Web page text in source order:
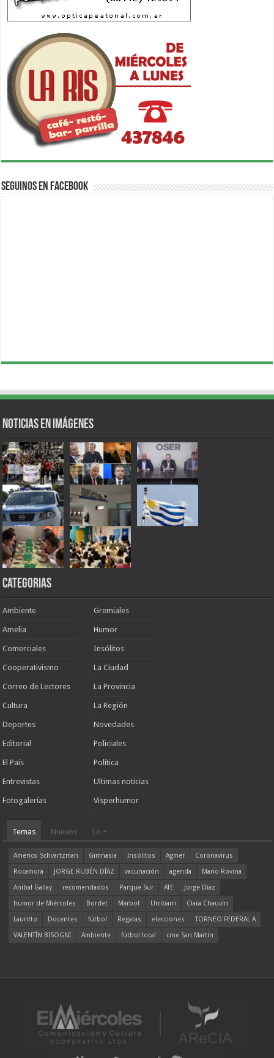
Seguinos en Facebook
Noticias en Imágenes
Categorias
Ambiente
Amelia
Comerciales
Cooperativismo
Correo de Lectores
Cultura
Deportes
Editorial
El País
Entrevistas
Fotogalerías
Gremiales
Humor
Insólitos
La Ciudad
La Provincia
La Región
Novedades
Policiales
Política
Ultimas noticias
Visperhumor
Temas Nuevos Lo +
Americo Schvartzman Gimnasia Insólitos Agmer
Coronavirus
Rocamora
JORGE RUBÉN DÍAZ vacunación agenda
Mario Rovina
Aníbal Gallay
recomendados Parque Sur ATE
Jorge Díaz
humor de Miércoles
Bordet Marbot Urribarri
Clara Chauvín
Lauritto
Docentes fútbol Regatas elecciones
TORNEO FEDERAL A
VALENTÍN BISOGNI
Ambiente fútbol local cine San Martín